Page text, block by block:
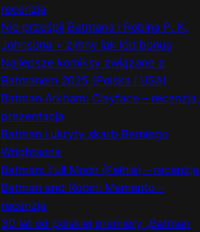
recenzja
Nie prześpij Batmana i Robina P. K.
Johnsona + zimny jak lód bonus
Najlepsze komiksy związane z
Batmanem 2025 (Polska i USA)
Batman Arkham: Clayface – recenzja,
prezentacja
Batman i ukryty skarb Berniego
Wrightsona
Batman: Full Moon (Pełnia) – recenzja
Batman and Robin: Memento –
recenzja
30 lat od polskiej premiery „Batman